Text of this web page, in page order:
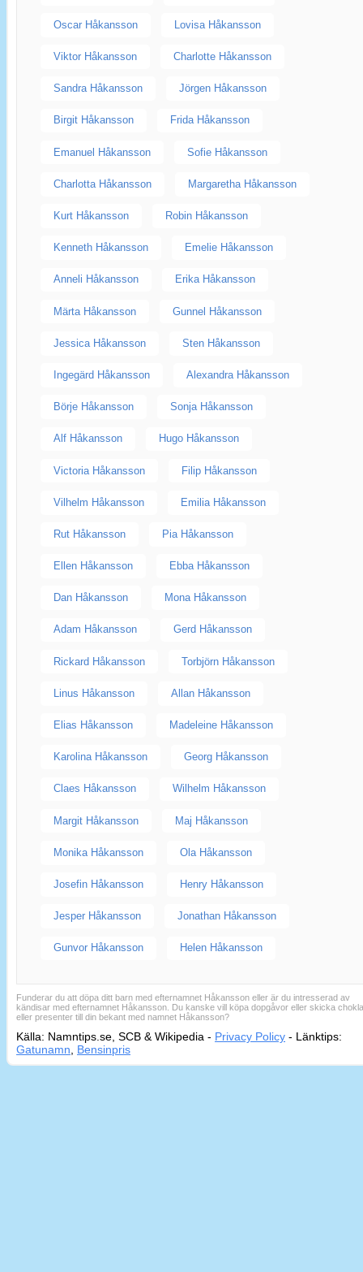
Oscar Håkansson Lovisa Håkansson
Viktor Håkansson Charlotte Håkansson
Sandra Håkansson Jörgen Håkansson
Birgit Håkansson Frida Håkansson
Emanuel Håkansson Sofie Håkansson
Charlotta Håkansson Margaretha Håkansson
Kurt Håkansson Robin Håkansson
Kenneth Håkansson Emelie Håkansson
Anneli Håkansson Erika Håkansson
Märta Håkansson Gunnel Håkansson
Jessica Håkansson Sten Håkansson
Ingegärd Håkansson Alexandra Håkansson
Börje Håkansson Sonja Håkansson
Alf Håkansson Hugo Håkansson
Victoria Håkansson Filip Håkansson
Vilhelm Håkansson Emilia Håkansson
Rut Håkansson Pia Håkansson
Ellen Håkansson Ebba Håkansson
Dan Håkansson Mona Håkansson
Adam Håkansson Gerd Håkansson
Rickard Håkansson Torbjörn Håkansson
Linus Håkansson Allan Håkansson
Elias Håkansson Madeleine Håkansson
Karolina Håkansson Georg Håkansson
Claes Håkansson Wilhelm Håkansson
Margit Håkansson Maj Håkansson
Monika Håkansson Ola Håkansson
Josefin Håkansson Henry Håkansson
Jesper Håkansson Jonathan Håkansson
Gunvor Håkansson Helen Håkansson
Funderar du att döpa ditt barn med efternamnet Håkansson eller är du intresserad av
kändisar med efternamnet Håkansson. Du kanske vill köpa dopgåvor eller skicka
eller presenter till din bekant med namnet Håkansson?
Källa: Namntips.se, SCB & Wikipedia - Privacy Policy - Länktips:
Gatunamn
Bensinpris